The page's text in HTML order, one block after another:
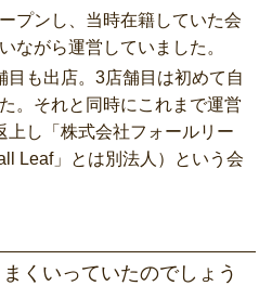
プンし、当時在籍していた会
ながら運営していました。
目も出店。3店舗目は初めて自
。それと同時にこれまで運営
上し「株式会社フォールリー
Leaf」とは別法人）という会
くいっていたのでしょう